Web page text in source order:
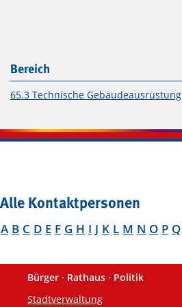
Bereich
65.3 Technische Gebäudeausrüstung
Alle Kontaktpersonen
A B C D E F G H I J K L M N O P Q
Fußzeile
Bürger · Rathaus · Politik
Stadtverwaltung